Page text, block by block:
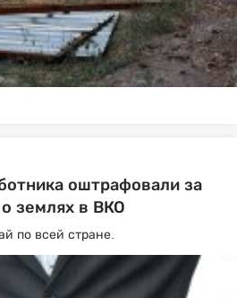
оштрафовали за
землях в ВКО
по всей стране.